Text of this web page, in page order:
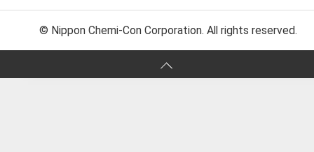
© Nippon Chemi-Con Corporation. All rights reserved.